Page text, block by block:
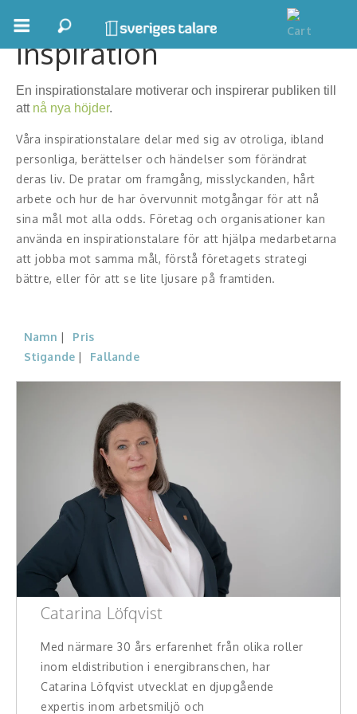
Boka ett möte
Samhällsnytta
Inspiration
Inspirerande Föreläsare
Personlig utveckling, målsättning
Life Stories & Trivsel
Keynote
Moderator
Workshopledare, facilitator
Radio och TV-profiler
Underhållning och event
Event
Humoristiska föredrag
Ljus och belysning
Komiker
Konst
Inspiration
En inspirationstalare motiverar och inspirerar publiken till
att nå nya höjder.
Våra inspirationstalare delar med sig av otroliga, ibland
personliga, berättelser och händelser som förändrat
deras liv. De pratar om framgång, misslyckanden, hårt
arbete och hur de har övervunnit motgångar för att nå
sina mål mot alla odds. Företag och organisationer kan
använda en inspirationstalare för att hjälpa medarbetarna
att jobba mot samma mål, förstå företagets strategi
bättre, eller för att se lite ljusare på framtiden.
Namn
Pris
Stigande
Fallande
Catarina Löfqvist
Med närmare 30 års erfarenhet från olika roller
inom eldistribution i energibranschen, har
Catarina Löfqvist utvecklat en djupgående
expertis inom arbetsmiljö och